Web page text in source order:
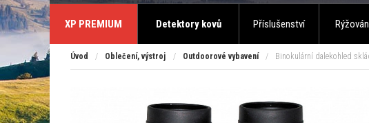
XP PREMIUM Detektory kovů Příslušenství
Úvod / Oblečení, výstroj / Outdoorové vybavení / Binokulární dalekohled